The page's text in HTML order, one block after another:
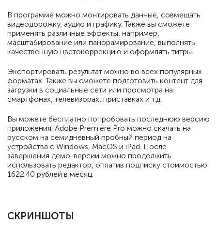
В программе можно монтировать данные, совмещать
видеодорожку, аудио и графику. Также вы сможете
применять различные эффекты, например,
масштабирование или панорамирование, выполнять
качественную цветокоррекцию и оформлять титры.
Экспортировать результат можно во всех популярных
форматах. Также вы сможете подготовить контент для
загрузки в социальные сети или просмотра на
смартфонах, телевизорах, приставках и т.д.
Вы можете бесплатно попробовать последнюю версию
приложения. Adobe Premiere Pro можно скачать на
русском на семидневный пробный период на
устройства с Windows, MacOS и iPad. После
завершения демо-версии можно продолжить
использовать редактор, оплатив подписку стоимостью
1622.40 рублей в месяц.
СКРИНШОТЫ